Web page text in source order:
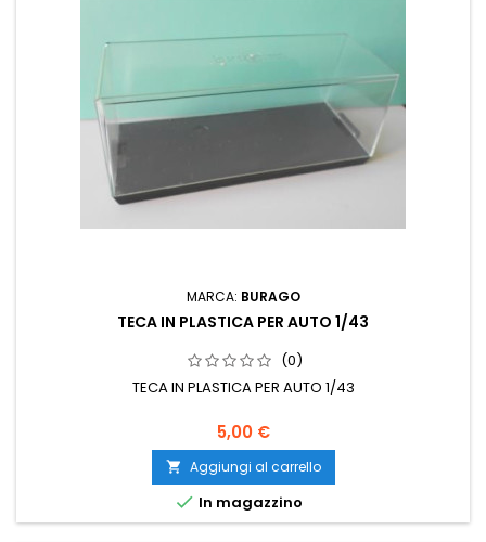
MARCA: BURAGO
TECA IN PLASTICA PER AUTO 1/43
(0)
TECA IN PLASTICA PER AUTO 1/43
5,00 €
 Aggiungi al carrello
 In magazzino